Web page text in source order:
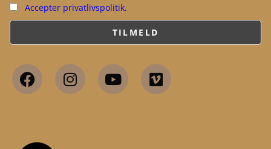
Accepter privatlivspolitik.